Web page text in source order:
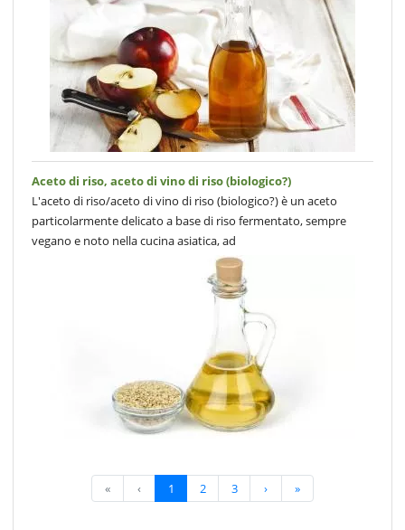
Aceto di riso, aceto di vino di riso (biologico?)
L'aceto di riso/aceto di vino di riso (biologico?) è un aceto
particolarmente delicato a base di riso fermentato, sempre
vegano e noto nella cucina asiatica, ad
« ‹ 1 2 3 › »